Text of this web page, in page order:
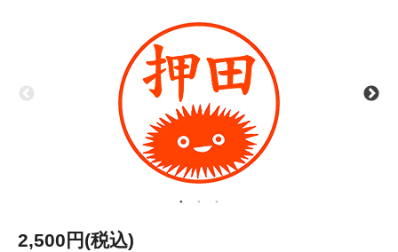
2,500円(税込)